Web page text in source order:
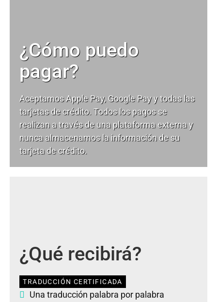
¿Cómo puedo
pagar?
Aceptamos Apple Pay, Google Pay y todas las
tarjetas de crédito. Todos los pagos se
realizan a través de una plataforma externa y
nunca almacenamos la información de su
tarjeta de crédito.
¿Qué recibirá?
TRADUCCIÓN CERTIFICADA
Una traducción palabra por palabra